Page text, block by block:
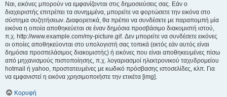
Ναι, εικόνες μπορούν να εμφανίζονται στις δημοσιεύσεις σας. Εάν ο
διαχειριστής επιτρέπει τα συνημμένα, μπορείτε να φορτώσετε την εικόνα στο
σύστημα συζητήσεων. Διαφορετικά, θα πρέπει να συνδέσετε με παραπομπή μία
εικόνα η οποία αποθηκεύεται σε έναν δημόσια προσβάσιμο διακομιστή ιστού,
π.χ. http://www.example.com/my-picture.gif. Δεν μπορείτε να συνδέσετε εικόνες
οι οποίες αποθηκεύονται στο υπολογιστή σας τοπικά (εκτός εάν αυτός είναι
δημόσια προσπελάσιμος διακομιστής) ή εικόνες που είναι αποθηκευμένες πίσω
από μηχανισμούς πιστοποίησης, π.χ. λογαριασμοί ηλεκτρονικού ταχυδρομείου
hotmail ή yahoo, προστατευμένες με κωδικό πρόσβασης ιστοσελίδες, κλπ. Για
να εμφανιστεί η εικόνα χρησιμοποιήστε την ετικέτα [img].
Κορυφή